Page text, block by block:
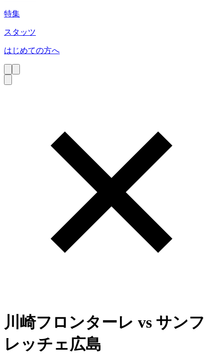
特集
スタッツ
はじめての方へ
川崎フロンターレ vs サンフ
レッチェ広島